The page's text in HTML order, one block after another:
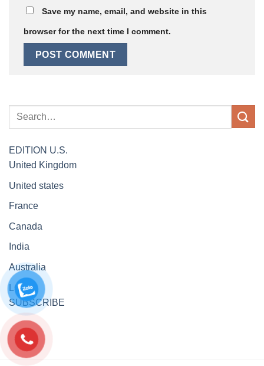
Save my name, email, and website in this
browser for the next time I comment.
EDITION U.S.
United Kingdom
United states
France
Canada
India
Australia
LOGIN
SUBSCRIBE